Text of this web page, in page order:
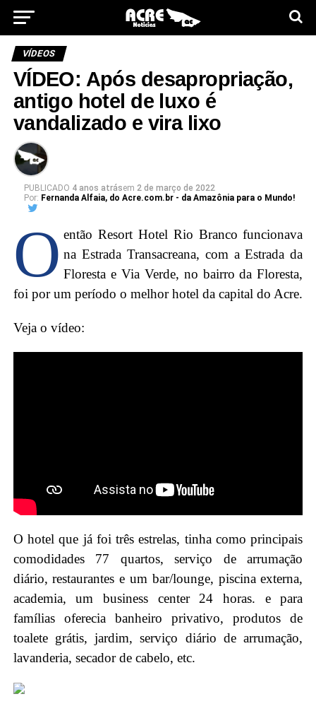
VÍDEOS
VÍDEO: Após desapropriação,
antigo hotel de luxo é
vandalizado e vira lixo
PUBLICADO 4 anos atrásem 2 de março de 2022
Por: Fernanda Alfaia, do Acre.com.br - da Amazônia para o Mundo!
O então Resort Hotel Rio Branco funcionava
na Estrada Transacreana, com a Estrada da
Floresta e Via Verde, no bairro da Floresta,
foi por um período o melhor hotel da capital do Acre.
Veja o vídeo:
O hotel que já foi três estrelas, tinha como principais
comodidades 77 quartos, serviço de arrumação
diário, restaurantes e um bar/lounge, piscina externa,
academia, um business center 24 horas. e para
famílias oferecia banheiro privativo, produtos de
toalete grátis, jardim, serviço diário de arrumação,
lavanderia, secador de cabelo, etc.